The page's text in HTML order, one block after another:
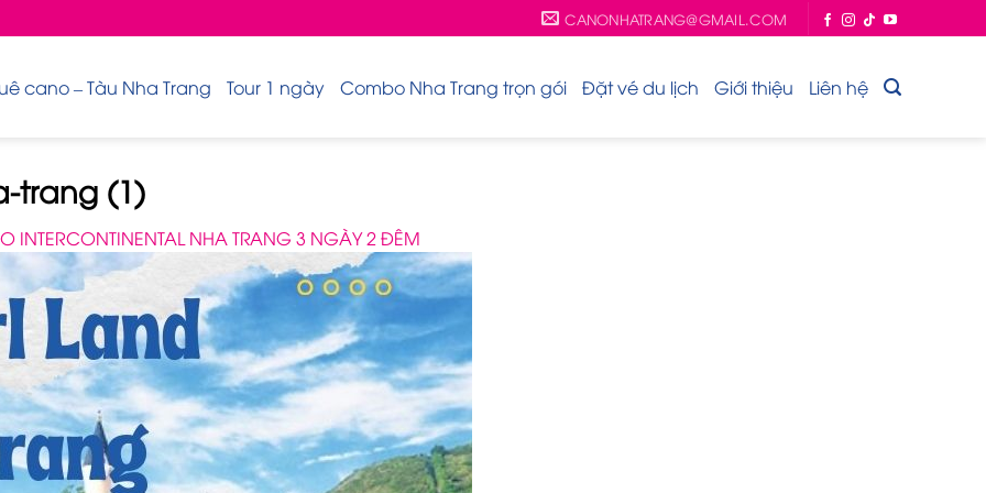
CANONHATRANG@GMAIL.COM
cano – Tàu Nha Trang Tour 1 ngày Combo Nha Trang trọn gói Đặt vé du lịch Giới thiệu Liên hệ
trang (1)
INTERCONTINENTAL NHA TRANG 3 NGÀY 2 ĐÊM